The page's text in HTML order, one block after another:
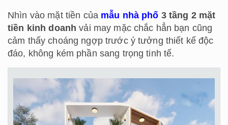
Nhìn vào mặt tiền của mẫu nhà phố 3 tầng 2 mặt
tiền kinh doanh vải may mặc chắc hẳn bạn cũng
cảm thấy choáng ngợp trước ý tưởng thiết kế độc
đáo, không kém phần sang trọng tinh tế.